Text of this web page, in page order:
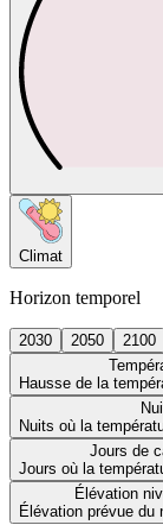
Climat
Horizon temporel
2030 2050
2100
Hausse de la
Nuits où la
Jours de
Jours où la
Élévation
Élévation prévue du